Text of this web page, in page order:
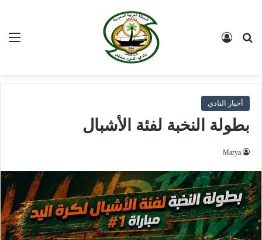
بحث عن
أخبار النادي
بطولة النخبة لفئة الأشبال
Marya